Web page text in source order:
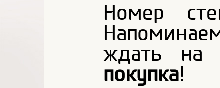
Номер
ждать на
покупка!